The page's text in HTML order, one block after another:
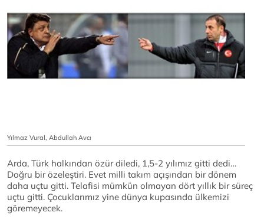
Yılmaz Vural, Abdullah Avcı
Arda, Türk halkından özür diledi, 1,5-2 yılımız gitti dedi…
Doğru bir özeleştiri. Evet milli takım açışından bir dönem
daha uçtu gitti. Telafisi mümkün olmayan dört yıllık bir süreç
uçtu gitti. Çocuklarımız yine dünya kupasında ülkemizi
göremeyecek.